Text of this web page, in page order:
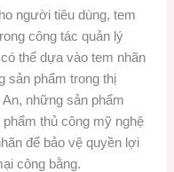
người tiêu dùng, tem
công tác quản lý
thể dựa vào tem nhãn
sản phẩm trong thị
những sản phẩm
thủ công mỹ nghệ
để bảo vệ quyền lợi
công bằng.